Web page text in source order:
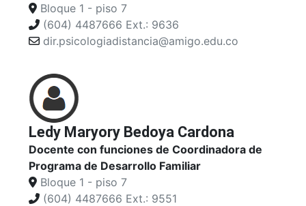
Bloque 1 - piso 7
(604) 4487666 Ext.: 9636
dir.psicologiadistancia@amigo.edu.co
Ledy Maryory Bedoya Cardona
Docente con funciones de Coordinadora de
Programa de Desarrollo Familiar
Bloque 1 - piso 7
(604) 4487666 Ext.: 9551